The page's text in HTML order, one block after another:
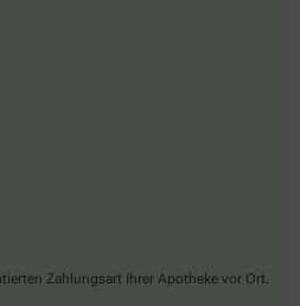
Zahlungsart Ihrer Apotheke vor Ort.